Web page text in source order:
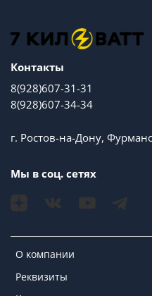
О компании
Реквизиты
Контакты
8(928)607-31-31
8(928)607-34-34
г. Ростов-на-Дону,
Мы в соц. сетях